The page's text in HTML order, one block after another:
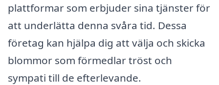
plattformar som erbjuder sina tjänster för
att underlätta denna svåra tid. Dessa
företag kan hjälpa dig att välja och skicka
blommor som förmedlar tröst och
sympati till de efterlevande.